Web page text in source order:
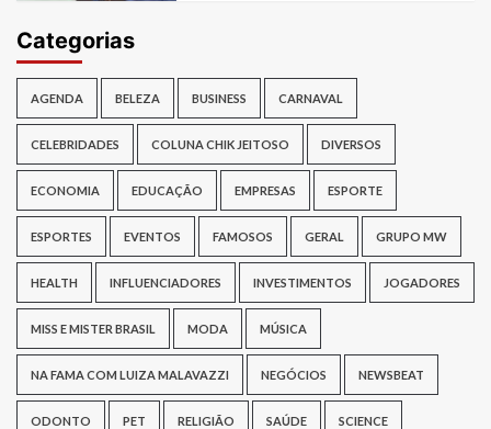
Categorias
AGENDA BELEZA BUSINESS CARNAVAL
CELEBRIDADES COLUNA CHIK JEITOSO DIVERSOS
ECONOMIA EDUCAÇÃO EMPRESAS ESPORTE
ESPORTES EVENTOS FAMOSOS GERAL GRUPO MW
HEALTH INFLUENCIADORES INVESTIMENTOS JOGADORES
MISS E MISTER BRASIL MODA MÚSICA
NA FAMA COM LUIZA MALAVAZZI NEGÓCIOS NEWSBEAT
ODONTO PET RELIGIÃO SAÚDE SCIENCE